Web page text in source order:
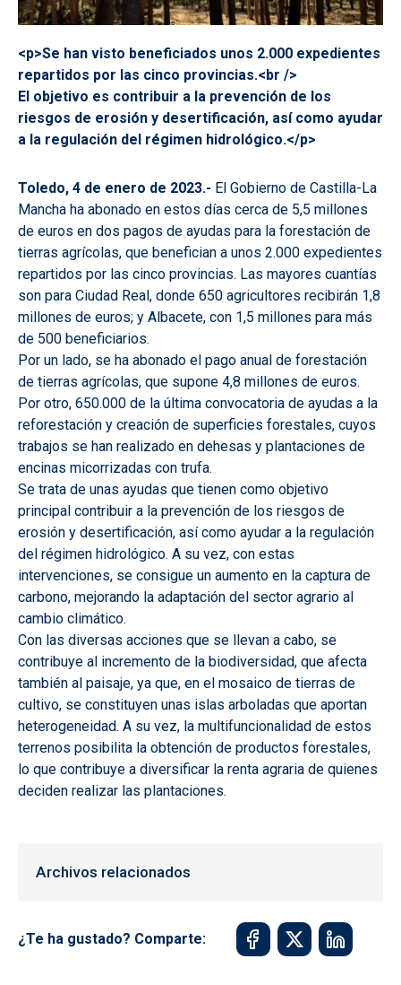
<p>Se han visto beneficiados unos 2.000 expedientes
repartidos por las cinco provincias.<br />
El objetivo es contribuir a la prevención de los
riesgos de erosión y desertificación, así como ayudar
a la regulación del régimen hidrológico.</p>
Toledo, 4 de enero de 2023.- El Gobierno de Castilla-La
Mancha ha abonado en estos días cerca de 5,5 millones
de euros en dos pagos de ayudas para la forestación de
tierras agrícolas, que benefician a unos 2.000 expedientes
repartidos por las cinco provincias. Las mayores cuantías
son para Ciudad Real, donde 650 agricultores recibirán 1,8
millones de euros; y Albacete, con 1,5 millones para más
de 500 beneficiarios.
Por un lado, se ha abonado el pago anual de forestación
de tierras agrícolas, que supone 4,8 millones de euros.
Por otro, 650.000 de la última convocatoria de ayudas a la
reforestación y creación de superficies forestales, cuyos
trabajos se han realizado en dehesas y plantaciones de
encinas micorrizadas con trufa.
Se trata de unas ayudas que tienen como objetivo
principal contribuir a la prevención de los riesgos de
erosión y desertificación, así como ayudar a la regulación
del régimen hidrológico. A su vez, con estas
intervenciones, se consigue un aumento en la captura de
carbono, mejorando la adaptación del sector agrario al
cambio climático.
Con las diversas acciones que se llevan a cabo, se
contribuye al incremento de la biodiversidad, que afecta
también al paisaje, ya que, en el mosaico de tierras de
cultivo, se constituyen unas islas arboladas que aportan
heterogeneidad. A su vez, la multifuncionalidad de estos
terrenos posibilita la obtención de productos forestales,
lo que contribuye a diversificar la renta agraria de quienes
deciden realizar las plantaciones.
Archivos relacionados
¿Te ha gustado? Comparte: